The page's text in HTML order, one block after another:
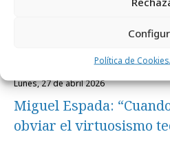
Política de Cookies
lunes, 27 de abril 2026
Miguel Espada:
obviar el virtuosismo